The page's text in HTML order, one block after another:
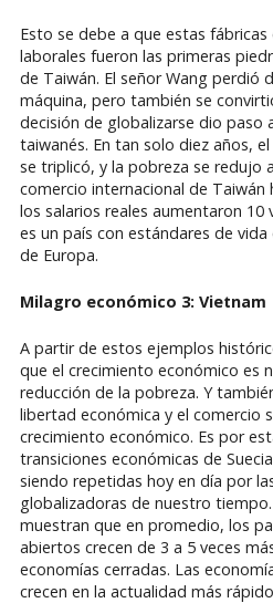
Esto se debe a que estas
laborales fueron las primeras
de Taiwán. El señor Wang perdió
máquina, pero también se
decisión de globalizarse dio paso
taiwanés. En tan solo diez años,
se triplicó, y la pobreza se redujo
comercio internacional de Taiwán
los salarios reales aumentaron 10
es un país con estándares de
de Europa.
Milagro económico 3: Vietnam
A partir de estos ejemplos
que el crecimiento económico es
reducción de la pobreza. Y
libertad económica y el comercio
crecimiento económico. Es por
transiciones económicas de
siendo repetidas hoy en día por
globalizadoras de nuestro
muestran que en promedio, los
abiertos crecen de 3 a 5 veces
economías cerradas. Las
crecen en la actualidad más